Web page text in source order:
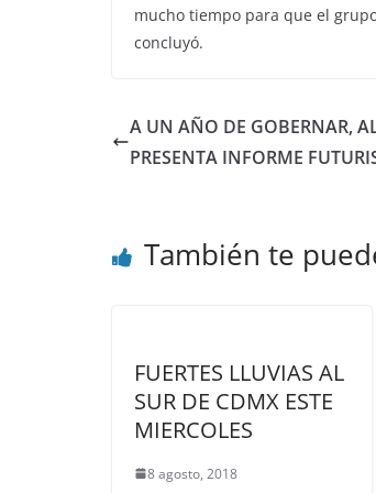
mucho tiempo para que el
concluyó.
A UN AÑO DE GOBERNAR,
PRESENTA INFORME
También te
FUERTES LLUVIAS AL
SUR DE CDMX ESTE
MIERCOLES
8 agosto, 2018